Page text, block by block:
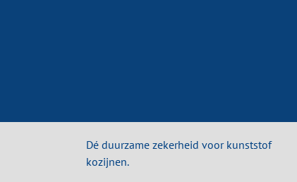
Dé duurzame zekerheid voor kunststof
kozijnen.